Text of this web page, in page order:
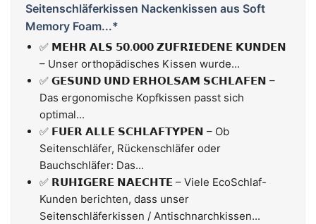
Seitenschläferkissen Nackenkissen aus Soft
Memory Foam...*
✅ 𝗠𝗘𝗛𝗥 𝗔𝗟𝗦 𝟱𝟬.𝟬𝟬𝟬 𝗭𝗨𝗙𝗥𝗜𝗘𝗗𝗘𝗡𝗘 𝗞𝗨𝗡𝗗𝗘𝗡
– Unser orthopädisches Kissen wurde...
✅ 𝗚𝗘𝗦𝗨𝗡𝗗 𝗨𝗡𝗗 𝗘𝗥𝗛𝗢𝗟𝗦𝗔𝗠 𝗦𝗖𝗛𝗟𝗔𝗙𝗘𝗡 –
Das ergonomische Kopfkissen passt sich
optimal...
✅ 𝗙𝗨𝗘𝗥 𝗔𝗟𝗟𝗘 𝗦𝗖𝗛𝗟𝗔𝗙𝗧𝗬𝗣𝗘𝗡 – Ob
Seitenschläfer, Rückenschläfer oder
Bauchschläfer: Das...
✅ 𝗥𝗨𝗛𝗜𝗚𝗘𝗥𝗘 𝗡𝗔𝗘𝗖𝗛𝗧𝗘 – Viele EcoSchlaf-
Kunden berichten, dass unser
Seitenschläferkissen / Antischnarchkissen...